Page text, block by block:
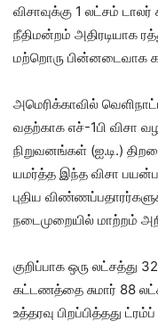
விசாவுக்கு 1 லட்சம்
நீதிமன்றம் அதிரடியாக
மற்றொரு பின்னடைவாக
அமெரிக்​கா​வில்
வதற்​காக எச்​-1பி விசா
நிறு​வனங்​கள் (ஐ.டி.)
யமர்த்த இந்த விசா
புதிய
நடைமுறையில் மாற்றம்
குறிப்பாக ஒரு லட்சத்து
கட்டணத்தை சுமார் 88
உத்தரவு பிறப்பித்தது